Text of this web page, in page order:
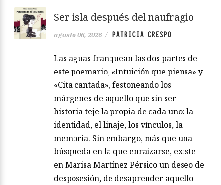
Ser isla después del naufragio
agosto 06, 2026 / PATRICIA CRESPO
Las aguas franquean las dos partes de
este poemario, «Intuición que piensa» y
«Cita cantada», festoneando los
márgenes de aquello que sin ser
historia teje la propia de cada uno: la
identidad, el linaje, los vínculos, la
memoria. Sin embargo, más que una
búsqueda en la que enraizarse, existe
en Marisa Martínez Pérsico un deseo de
desposesión, de desaprender aquello